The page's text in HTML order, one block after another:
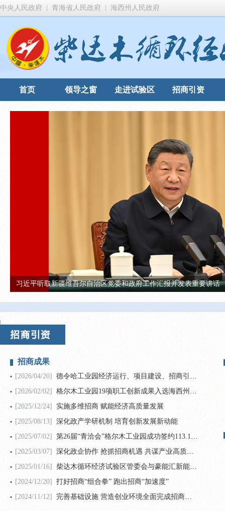
中央人民政府 青海省人民政府 海西州人民政府
首页 领导之窗 走进试验区 招商引资
习近平等党和国家领导人出席烈士纪念日向人民英雄敬献花篮仪式
招商成果
[2026/04/20] 德令哈工业园经济运行、项目建设、招商引资情况工作推进会召开
[2026/02/02] 格尔木工业园19项职工创新成果入选海西州“五小”发明
[2025/12/24] 实施多维招商 赋能经济高质量发展
[2025/08/13] 深化政产学研机制 培育创新发展新动能
[2025/07/02] 第26届“青洽会”格尔木工业园成功签约113.17亿元
[2025/03/07]深化政企协作 抢抓招商机遇 共谋产业高质量发展新路径
[2025/01/16] 柴达木循环经济试验区管委会与豪能汇新能源签订重卡充换电和加氢站项目战略合作框架协议
[2024/12/20] 打好招商“组合拳” 跑出招商“加速度”
[2024/11/12] 完善基础设施 营造创业环境全面完成招商引资目标任务